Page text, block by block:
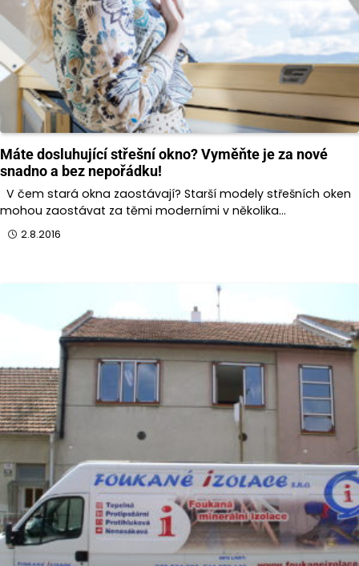
Máte dosluhující střešní okno? Vyměňte je za nové
snadno a bez nepořádku!
V čem stará okna zaostávají? Starší modely střešních oken
mohou zaostávat za těmi moderními v několika…
2.8.2016